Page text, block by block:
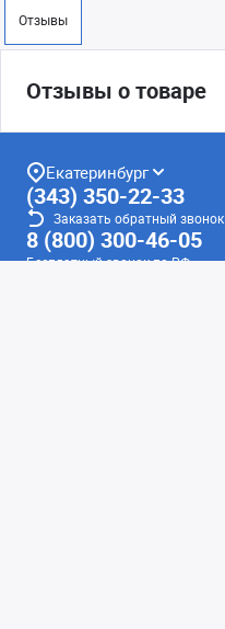
Отзывы
Отзывы о товаре
Екатеринбург
(343) 350-22-33
Заказать обратный звонок
8 (800) 300-46-05
Бесплатный звонок по РФ